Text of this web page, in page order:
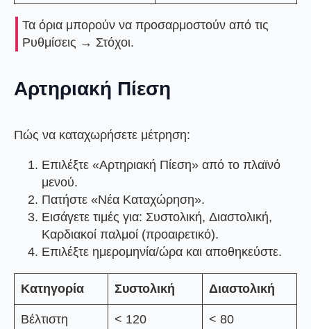
Τα όρια μπορούν να προσαρμοστούν από τις
Ρυθμίσεις → Στόχοι.
Αρτηριακή Πίεση
Πώς να καταχωρήσετε μέτρηση:
Επιλέξτε «Αρτηριακή Πίεση» από το πλαϊνό
μενού.
Πατήστε «Νέα Καταχώρηση».
Εισάγετε τιμές για: Συστολική, Διαστολική,
Καρδιακοί παλμοί (προαιρετικό).
Επιλέξτε ημερομηνία/ώρα και αποθηκεύστε.
Κατηγορία Συστολική Διαστολική
Βέλτιστη < 120 < 80